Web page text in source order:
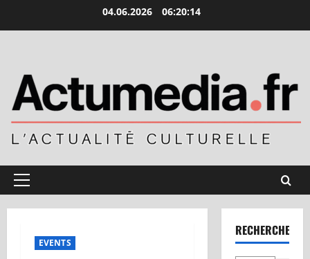
04.06.2026 06:20:15
Menu
EVENTS
RECHERCHER